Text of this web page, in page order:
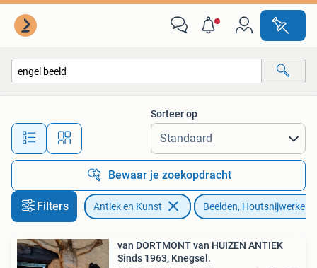
Alle afstanden…
Sorteer op
Bewaar je zoekopdracht
Filters Antiek en Kunst Beelden, Houtsnijwerken
van DORTMONT van HUIZEN ANTIEK
Sinds 1963, Knegsel.